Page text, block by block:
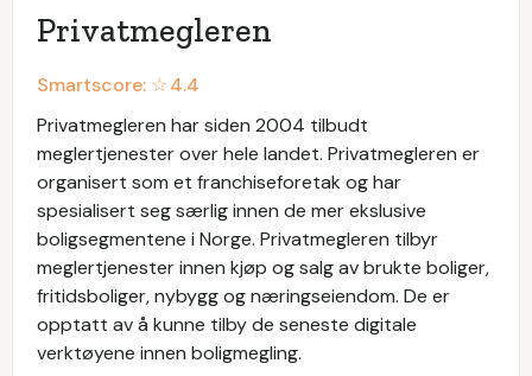
Privatmegleren
Smartscore: ☆4.4
Privatmegleren har siden 2004 tilbudt
meglertjenester over hele landet. Privatmegleren er
organisert som et franchiseforetak og har
spesialisert seg særlig innen de mer ekslusive
boligsegmentene i Norge. Privatmegleren tilbyr
meglertjenester innen kjøp og salg av brukte boliger,
fritidsboliger, nybygg og næringseiendom. De er
opptatt av å kunne tilby de seneste digitale
verktøyene innen boligmegling.